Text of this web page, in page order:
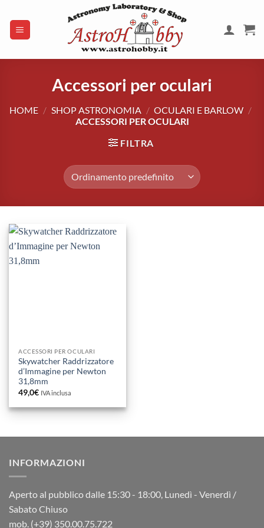
contenuti
Accessori per oculari
HOME / SHOP ASTRONOMIA / OCULARI E BARLOW /
ACCESSORI PER OCULARI
FILTRA
ACCESSORI PER OCULARI
Skywatcher Raddrizzatore
d’Immagine per Newton
31,8mm
49,0€ IVA inclusa
INFORMAZIONI
Aperto al pubblico dalle 15:30 - 18:00, Lunedì - Venerdì /
Sabato Chiuso
mob. (+39) 350.00.75.722